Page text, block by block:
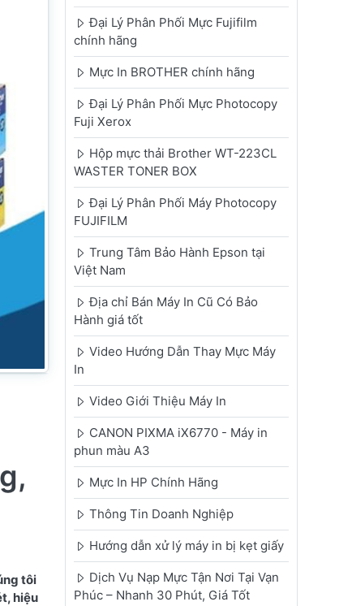
tôi
hiệu
Đại Lý Phân Phối Mực Fujifilm
chính hãng
Mực In BROTHER chính hãng
Đại Lý Phân Phối Mực Photocopy
Fuji Xerox
Hộp mực thải Brother WT-223CL
WASTER TONER BOX
Đại Lý Phân Phối Máy Photocopy
FUJIFILM
Trung Tâm Bảo Hành Epson tại
Việt Nam
Địa chỉ Bán Máy In Cũ Có Bảo
Hành giá tốt
Video Hướng Dẫn Thay Mực Máy
In
Video Giới Thiệu Máy In
CANON PIXMA iX6770 - Máy in
phun màu A3
Mực In HP Chính Hãng
Thông Tin Doanh Nghiệp
Hướng dẫn xử lý máy in bị kẹt giấy
Dịch Vụ Nạp Mực Tận Nơi Tại Vạn
Phúc – Nhanh 30 Phút, Giá Tốt